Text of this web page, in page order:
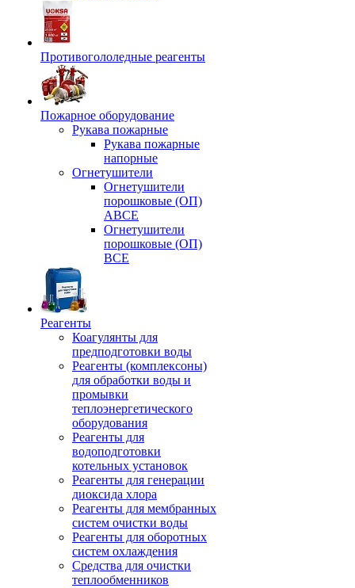
Противогололедные реагенты
Пожарное оборудование
Рукава пожарные
Рукава пожарные
напорные
Огнетушители
Огнетушители
порошковые (ОП)
АВСЕ
Огнетушители
порошковые (ОП)
ВСЕ
Реагенты
Коагулянты для
предподготовки воды
Реагенты (комплексоны)
для обработки воды и
промывки
теплоэнергетического
оборудования
Реагенты для
водоподготовки
котельных установок
Реагенты для генерации
диоксида хлора
Реагенты для мембранных
систем очистки воды
Реагенты для оборотных
систем охлаждения
Средства для очистки
теплообменников